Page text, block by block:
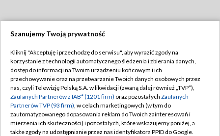
TVP
Abonament TVP
Emisja w TVP
Centrum informacji TVP
Naziemna Telewizja Cyfrowa
Regulamin TVP
Polityka prywatności
Moje zgody
Pomoc
Szanujemy Twoją prywatność
Kliknij "Akceptuję i przechodzę do serwisu", aby wyrazić zgody na
korzystanie z technologii automatycznego śledzenia i zbierania danych,
dostęp do informacji na Twoim urządzeniu końcowym i ich
przechowywanie oraz na przetwarzanie Twoich danych osobowych przez
nas, czyli Telewizję Polską S.A. w likwidacji (zwaną dalej również „TVP”),
Zaufanych Partnerów z IAB* (1201 firm) oraz pozostałych Zaufanych
Partnerów TVP (93 firm), w celach marketingowych (w tym do
zautomatyzowanego dopasowania reklam do Twoich zainteresowań i
mierzenia ich skuteczności) i pozostałych, które wskazujemy poniżej, a
także zgody na udostępnianie przez nas identyfikatora PPID do Google.